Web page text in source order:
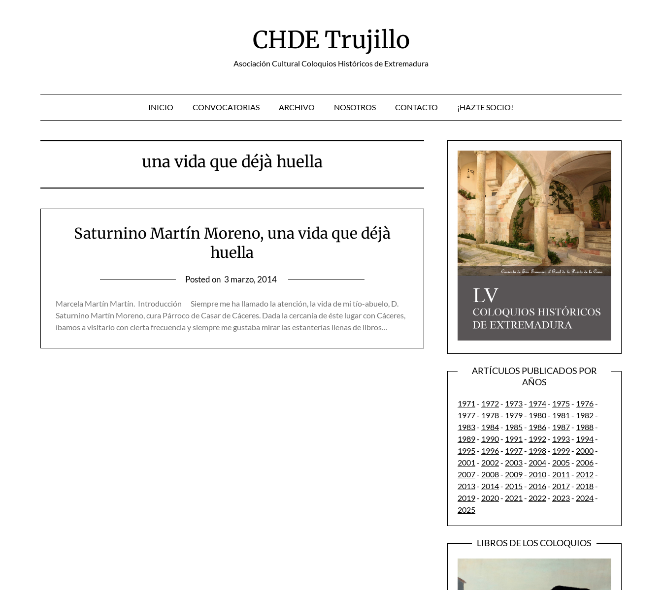
CHDE Trujillo
Asociación Cultural Coloquios Históricos de Extremadura
INICIO CONVOCATORIAS ARCHIVO NOSOTROS CONTACTO ¡HAZTE SOCIO!
una vida que déjà huella
Saturnino Martín Moreno, una vida que déjà
huella
Posted on 3 marzo, 2014
Marcela Martín Martín. Introducción Siempre me ha llamado la atención, la vida de mi tío-abuelo, D.
Saturnino Martín Moreno, cura Párroco de Casar de Cáceres. Dada la cercanía de éste lugar con Cáceres,
íbamos a visitarlo con cierta frecuencia y siempre me gustaba mirar las estanterías llenas de libros…
ARTÍCULOS PUBLICADOS POR
AÑOS
1971 - 1972- 1973- 1974- 1975- 1976-
1977- 1978- 1979- 1980- 1981 - 1982-
1983- 1984- 1985- 1986- 1987- 1988-
1989- 1990- 1991 - 1992- 1993- 1994-
1995- 1996- 1997- 1998- 1999- 2000-
2001 - 2002- 2003- 2004- 2005- 2006-
2007- 2008- 2009- 2010- 2011 - 2012-
2013- 2014- 2015- 2016- 2017- 2018-
2019- 2020- 2021 - 2022- 2023- 2024-
2025
LIBROS DE LOS COLOQUIOS